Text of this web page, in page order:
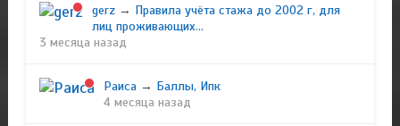
gerz→ Правила учёта стажа до 2002 г, для
лиц проживающих...
3 месяца назад
Раиса→ Баллы, Ипк
4 месяца назад